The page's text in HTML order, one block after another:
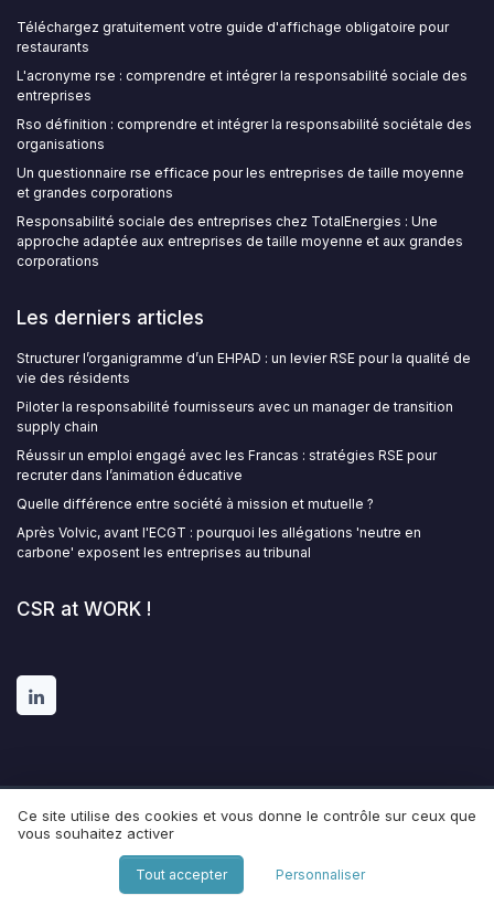
Téléchargez gratuitement votre guide d'affichage obligatoire pour
restaurants
L'acronyme rse : comprendre et intégrer la responsabilité sociale des
entreprises
Rso définition : comprendre et intégrer la responsabilité sociétale des
organisations
Un questionnaire rse efficace pour les entreprises de taille moyenne
et grandes corporations
Responsabilité sociale des entreprises chez TotalEnergies : Une
approche adaptée aux entreprises de taille moyenne et aux grandes
corporations
Les derniers articles
Structurer l’organigramme d’un EHPAD : un levier RSE pour la qualité de
vie des résidents
Piloter la responsabilité fournisseurs avec un manager de transition
supply chain
Réussir un emploi engagé avec les Francas : stratégies RSE pour
recruter dans l’animation éducative
Quelle différence entre société à mission et mutuelle ?
Après Volvic, avant l'ECGT : pourquoi les allégations 'neutre en
carbone' exposent les entreprises au tribunal
CSR at WORK !
Mentions légales Politique de confidentialité
Grande
Enquête 2025 sur l' IA et les professionnels de la RDS
© CSR at WORK ! 2026
Ce site utilise des cookies et vous donne le contrôle sur ceux que
vous souhaitez activer
Tout accepter Personnaliser